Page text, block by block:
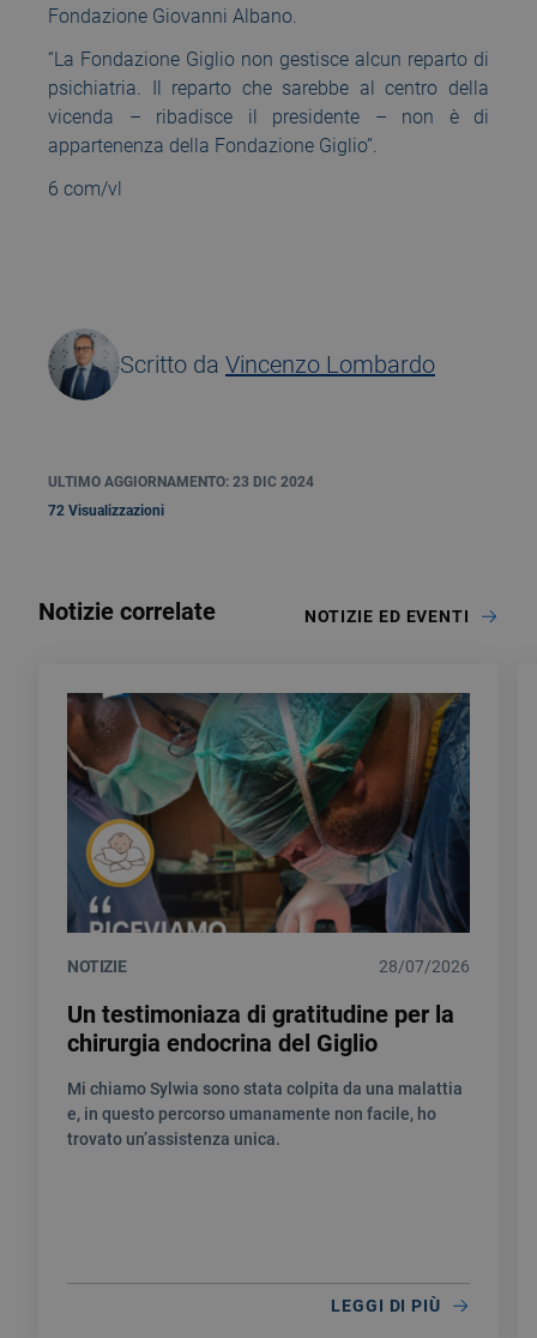
Fondazione Giovanni Albano.
“La Fondazione Giglio non gestisce alcun reparto di
psichiatria. Il reparto che sarebbe al centro della
vicenda – ribadisce il presidente – non è di
appartenenza della Fondazione Giglio”.
6 com/vl
Scritto da Vincenzo Lombardo
ULTIMO AGGIORNAMENTO: 23 DIC 2024
72 Visualizzazioni
Notizie correlate NOTIZIE ED EVENTI
NOTIZIE 28/07/2026
Un testimoniaza di gratitudine per la
chirurgia endocrina del Giglio
Mi chiamo Sylwia sono stata colpita da una malattia
e, in questo percorso umanamente non facile, ho
trovato un’assistenza unica.
LEGGI DI PIÙ